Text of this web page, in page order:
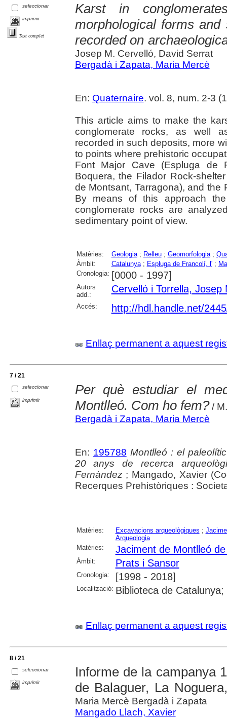
seleccionar
imprimir
Text complet
Karst in
morphological forms and
recorded on
Josep M. Cervelló, David Serrat
Bergadà i Zapata, Maria Mercè
En: Quaternaire. vol. 8, num. 2-3
This article aims to make the
conglomerate rocks, as well
recorded in such deposits, more
to points where prehistoric
Font Major Cave (Espluga de
Boquera, the Filador Rock-
de Montsant, Tarragona), and the
By means of this approach
conglomerate rocks are
sedimentary point of view.
Matèries: Geologia; Relleu; Geomorfologia;
Àmbit:
Catalunya; Espluga de Francolí, l';
Cronologia: [0000 - 1997]
Autors
add.:
Cervelló i Torrella, Josep
Accés: http://hdl.handle.net/
Enllaç permanent a aquest
7 / 21
seleccionar
imprimir
Per què estudiar el
Montlleó. Com ho fem?/
Bergadà i Zapata, Maria Mercè
En: 195788 Montlleó : el
20 anys de recerca
Fernàndez; Mangado, Xavier
Recerques Prehistòriques :
Matèries: Excavacions arqueològiques ;
Arqueologia
Matèries:
Jaciment de Montlleó
Àmbit: Prats i Sansor
Cronologia: [1998 - 2018]
Localització: Biblioteca de
Enllaç permanent a aquest
8 / 21
seleccionar
imprimir
Informe de la campanya
de Balaguer, La
Maria Mercè Bergadà i Zapata
Mangado Llach, Xavier